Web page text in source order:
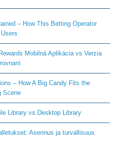
– How This Betting Operator
Mobilná Aplikácia vs Verzia
– How A Big Candy Fits the
Scene
Library vs Desktop Library
Asennus ja turvallisuus